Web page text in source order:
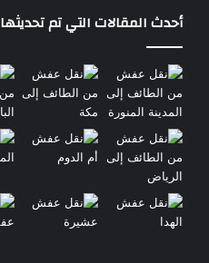
أحدث المقالات التي تم تحديثها